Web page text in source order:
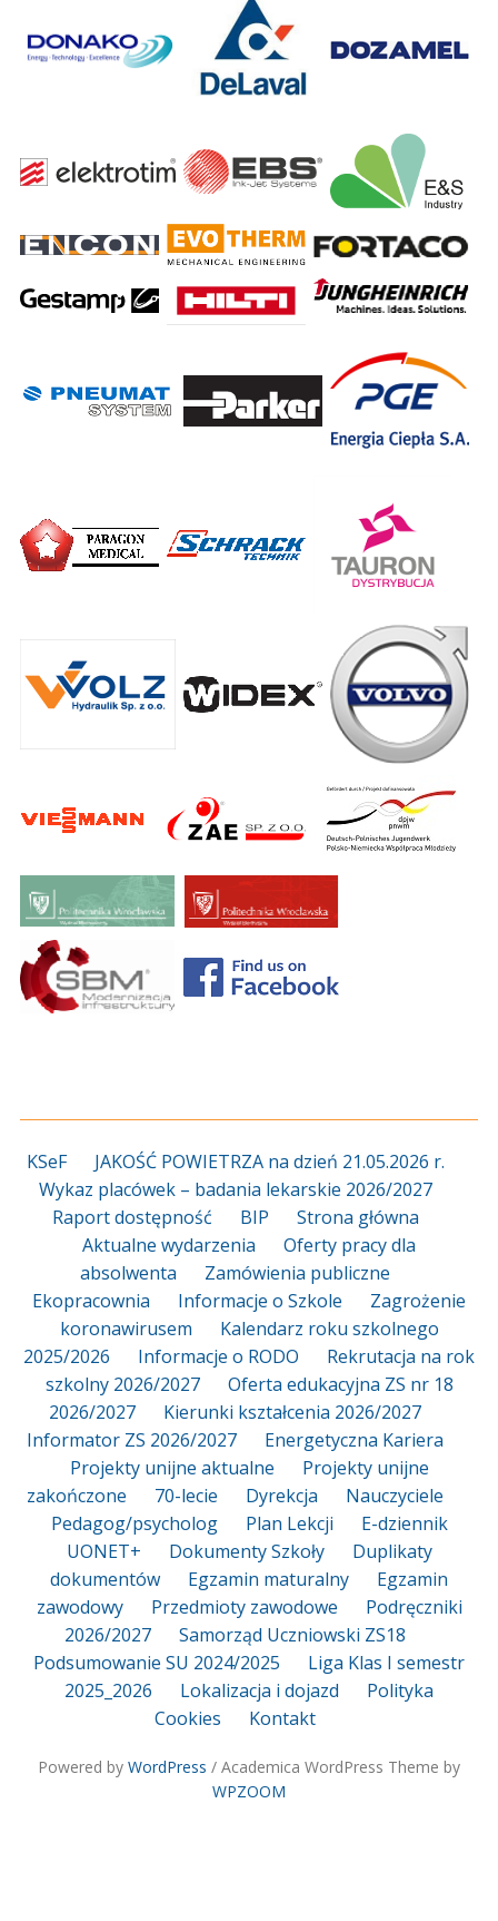
KSeF
JAKOŚĆ POWIETRZA na dzień 21.05.2026 r.
Wykaz placówek – badania lekarskie 2026/2027
Raport dostępność
BIP
Strona główna
Aktualne wydarzenia
Oferty pracy dla
absolwenta
Zamówienia publiczne
Ekopracownia
Informacje o Szkole
Zagrożenie
koronawirusem
Kalendarz roku szkolnego
2025/2026
Informacje o RODO
Rekrutacja na rok
szkolny 2026/2027
Oferta edukacyjna ZS nr 18
2026/2027
Kierunki kształcenia 2026/2027
Informator ZS 2026/2027
Energetyczna Kariera
Projekty unijne aktualne
Projekty unijne
zakończone
70-lecie Dyrekcja
Nauczyciele
Pedagog/psycholog
Plan Lekcji
E-dziennik
UONET+
Dokumenty Szkoły
Duplikaty
dokumentów
Egzamin maturalny
Egzamin
zawodowy
Przedmioty zawodowe
Podręczniki
2026/2027
Samorząd Uczniowski ZS18
Podsumowanie SU 2024/2025
Liga Klas I semestr
2025_2026
Lokalizacja i dojazd
Polityka
Cookies
Kontakt
Powered by WordPress / Academica WordPress Theme by
WPZOOM